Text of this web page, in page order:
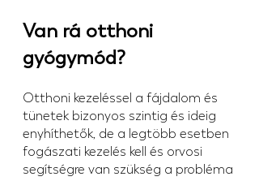
Van rá otthoni
gyógymód?
Otthoni kezeléssel a fájdalom és
tünetek bizonyos szintig és ideig
enyhíthetők, de a legtöbb esetben
fogászati kezelés kell és orvosi
segítségre van szükség a probléma